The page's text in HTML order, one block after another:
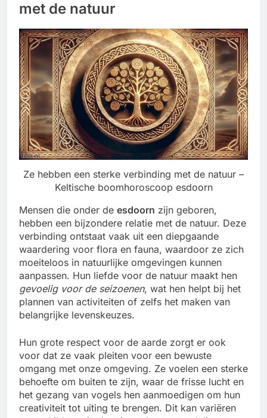
met de natuur
Ze hebben een sterke verbinding met de natuur –
Keltische boomhoroscoop esdoorn
Mensen die onder de esdoorn zijn geboren,
hebben een bijzondere relatie met de natuur. Deze
verbinding ontstaat vaak uit een diepgaande
waardering voor flora en fauna, waardoor ze zich
moeiteloos in natuurlijke omgevingen kunnen
aanpassen. Hun liefde voor de natuur maakt hen
gevoelig voor de seizoenen, wat hen helpt bij het
plannen van activiteiten of zelfs het maken van
belangrijke levenskeuzes.
Hun grote respect voor de aarde zorgt er ook
voor dat ze vaak pleiten voor een bewuste
omgang met onze omgeving. Ze voelen een sterke
behoefte om buiten te zijn, waar de frisse lucht en
het gezang van vogels hen aanmoedigen om hun
creativiteit tot uiting te brengen. Dit kan variëren